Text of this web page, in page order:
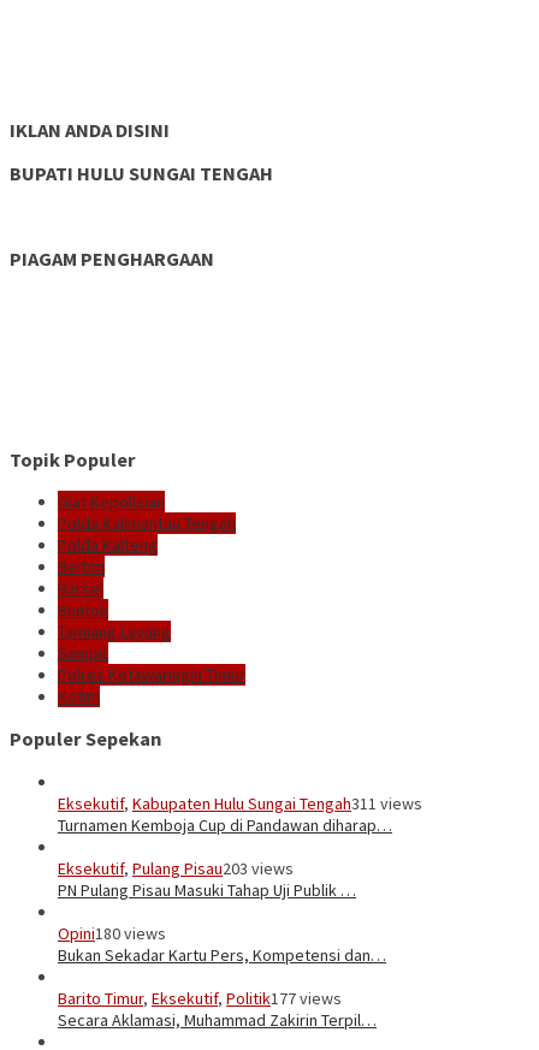
IKLAN ANDA DISINI
BUPATI HULU SUNGAI TENGAH
PIAGAM PENGHARGAAN
Topik Populer
Giat Kepolisian
Polda Kalimantan Tengah
Polda Kalteng
Bartim
Barsel
Buntok
Tamiang Layang
Sampit
Polres Kotawaringin Timur
Kotim
Populer Sepekan
Eksekutif, Kabupaten Hulu Sungai Tengah311 views
Turnamen Kemboja Cup di Pandawan diharap…
Eksekutif, Pulang Pisau203 views
PN Pulang Pisau Masuki Tahap Uji Publik …
Opini180 views
Bukan Sekadar Kartu Pers, Kompetensi dan…
Barito Timur, Eksekutif, Politik177 views
Secara Aklamasi, Muhammad Zakirin Terpil…